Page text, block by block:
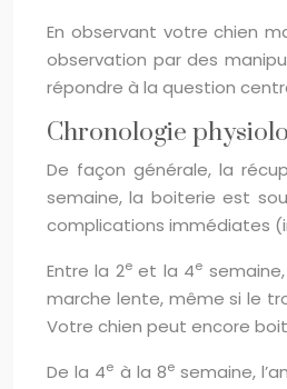
En observant votre chien
observation par des
répondre à la question
Chronologie
De façon générale, la
semaine, la boiterie est
complications immédiates
Entre la 2eet la 4e
marche lente, même si le
Votre chien peut encore
De la 4e à la 8esemaine,